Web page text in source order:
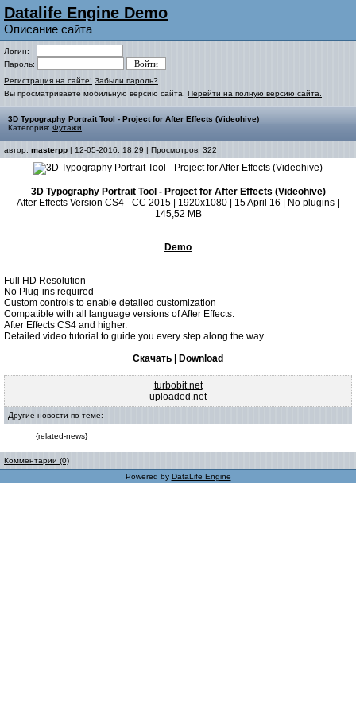
Datalife Engine Demo
Описание сайта
Логин:
Пароль:
Регистрация на сайте! Забыли пароль?
Вы просматриваете мобильную версию сайта. Перейти на полную версию сайта.
3D Typography Portrait Tool - Project for After Effects (Videohive)
Категория: Футажи
автор: masterpp | 12-05-2016, 18:29 | Просмотров: 322
3D Typography Portrait Tool - Project for After Effects (Videohive)
After Effects Version CS4 - CC 2015 | 1920x1080 | 15 April 16 | No plugins |
145,52 MB
Demo
Full HD Resolution
No Plug-ins required
Custom controls to enable detailed customization
Compatible with all language versions of After Effects.
After Effects CS4 and higher.
Detailed video tutorial to guide you every step along the way
Скачать | Download
turbobit.net
uploaded.net
Другие новости по теме:
{related-news}
Комментарии (0)
Powered by DataLife Engine